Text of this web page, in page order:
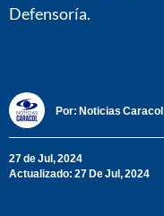
Defensoría.
Por: Noticias Caracol
27 de Jul, 2024
Actualizado: 27 De Jul, 2024